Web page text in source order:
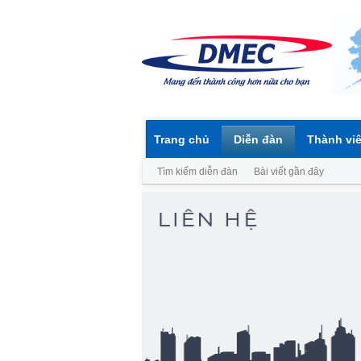
Trang chủ Diễn đàn
Tìm kiếm diễn đàn Bài viết gần đây
Thành